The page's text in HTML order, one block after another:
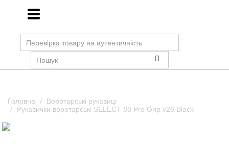
Головна
Воротарські рукавиці
Рукавички воротарські SELECT 88 Pro Grip v26 Black